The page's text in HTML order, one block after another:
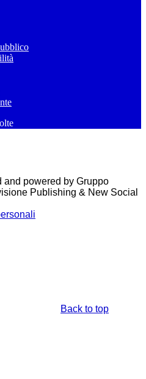
powered by Gruppo
Publishing & New Social
Back to top